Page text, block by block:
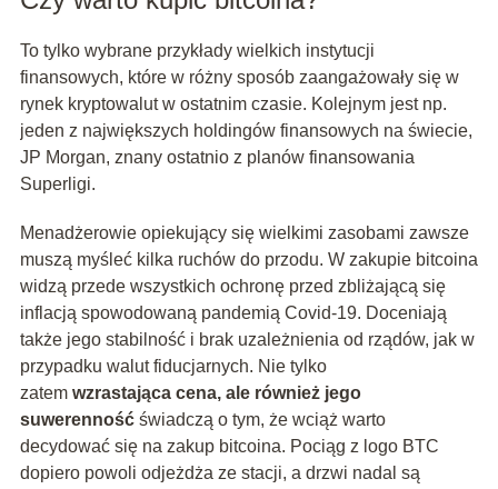
To tylko wybrane przykłady wielkich instytucji
finansowych, które w różny sposób zaangażowały się w
rynek kryptowalut w ostatnim czasie. Kolejnym jest np.
jeden z największych holdingów finansowych na świecie,
JP Morgan, znany ostatnio z planów finansowania
Superligi.
Menadżerowie opiekujący się wielkimi zasobami zawsze
muszą myśleć kilka ruchów do przodu. W zakupie bitcoina
widzą przede wszystkich ochronę przed zbliżającą się
inflacją spowodowaną pandemią Covid-19. Doceniają
także jego stabilność i brak uzależnienia od rządów, jak w
przypadku walut fiducjarnych. Nie tylko
zatem wzrastająca cena, ale również jego
suwerennośćświadczą o tym, że wciąż warto
decydować się na zakup bitcoina. Pociąg z logo BTC
dopiero powoli odjeżdża ze stacji, a drzwi nadal są